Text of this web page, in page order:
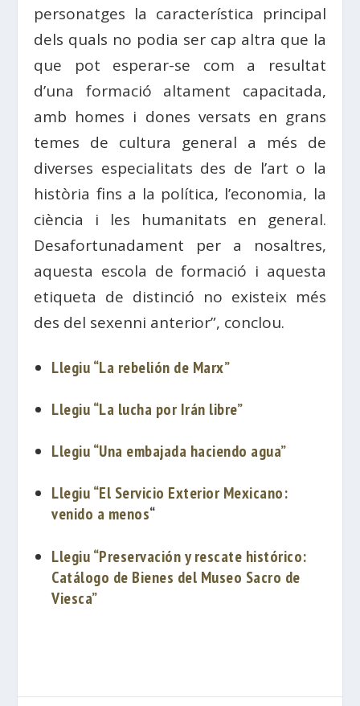
personatges la característica principal
dels quals no podia ser cap altra que la
que pot esperar-se com a resultat
d’una formació altament capacitada,
amb homes i dones versats en grans
temes de cultura general a més de
diverses especialitats des de l’art o la
història fins a la política, l’economia, la
ciència i les humanitats en general.
Desafortunadament per a nosaltres,
aquesta escola de formació i aquesta
etiqueta de distinció no existeix més
des del sexenni anterior”, conclou.
Llegiu “La rebelión de Marx”
Llegiu “La lucha por Irán libre”
Llegiu “Una embajada haciendo agua”
Llegiu “El Servicio Exterior Mexicano:
venido a menos“
Llegiu “Preservación y rescate histórico:
Catálogo de Bienes del Museo Sacro de
Viesca”